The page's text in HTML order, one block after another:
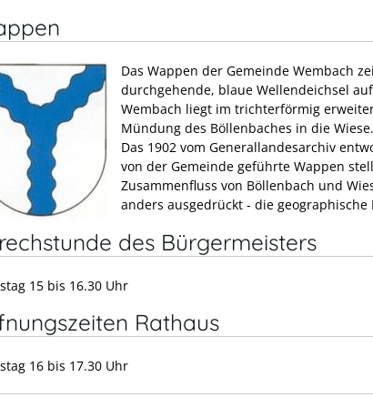
Das Wappen der Gemeinde Wembach
durchgehende, blaue Wellendeichsel
Wembach liegt im trichterförmig
Mündung des Böllenbaches in die Wiese.
Das 1902 vom Generallandesarchiv
von der Gemeinde geführte Wappen
Zusammenfluss von Böllenbach und
anders ausgedrückt - die geographische
des Bürgermeisters
15 bis 16.30 Uhr
Rathaus
16 bis 17.30 Uhr